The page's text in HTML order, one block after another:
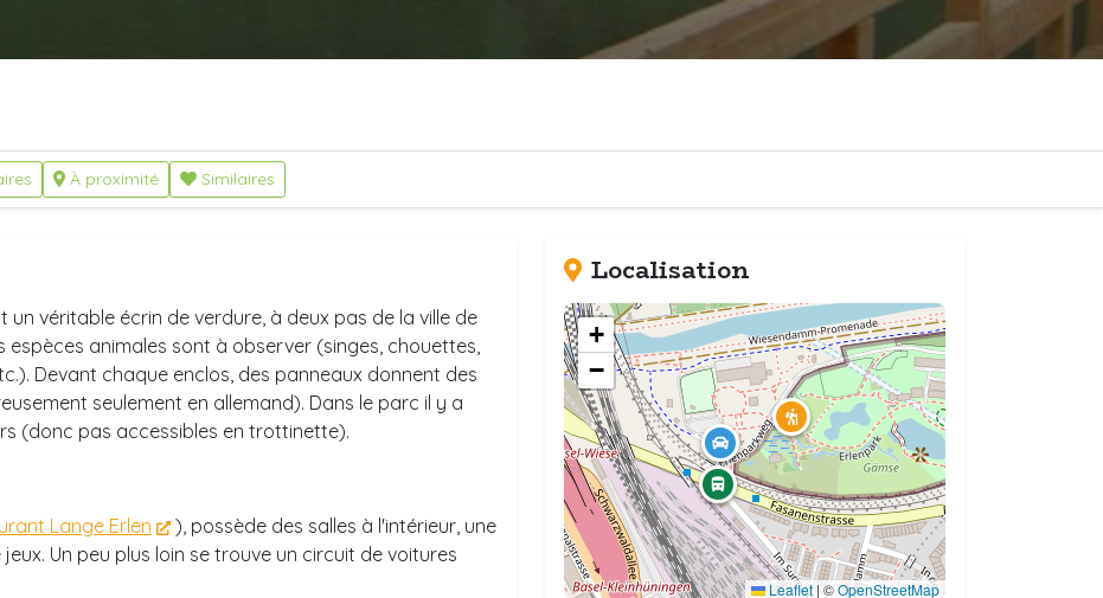
À proximité Similaires
un véritable écrin de verdure, à deux pas de la ville de
espèces animales sont à observer (singes, chouettes,
Devant chaque enclos, des panneaux donnent des
seulement en allemand). Dans le parc il y a
(donc pas accessibles en trottinette).
Lange Erlen
), possède des salles à l'intérieur, une
Un peu plus loin se trouve un circuit de voitures
Localisation
+
−
Leaflet | ©OpenStreetMap